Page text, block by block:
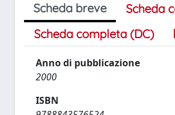
Scheda breve
Scheda
Scheda completa (DC)
Anno di pubblicazione
2000
ISBN